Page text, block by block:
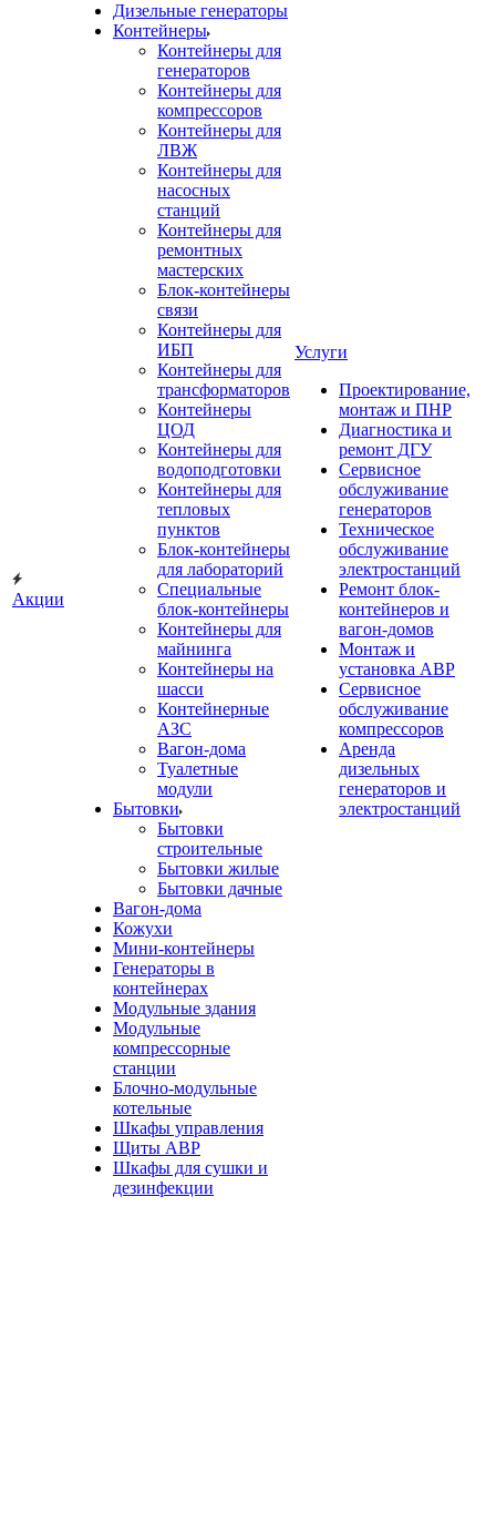
Акции
Дизельные генераторы
Контейнеры
Контейнеры для
генераторов
Контейнеры для
компрессоров
Контейнеры для
ЛВЖ
Контейнеры для
насосных
станций
Контейнеры для
ремонтных
мастерских
Блок-контейнеры
связи
Контейнеры для
ИБП
Контейнеры для
трансформаторов
Контейнеры
ЦОД
Контейнеры для
водоподготовки
Контейнеры для
тепловых
пунктов
Блок-контейнеры
для лабораторий
Специальные
блок-контейнеры
Контейнеры для
майнинга
Контейнеры на
шасси
Контейнерные
АЗС
Вагон-дома
Туалетные
модули
Бытовки
Бытовки
строительные
Бытовки жилые
Бытовки дачные
Вагон-дома
Кожухи
Мини-контейнеры
Генераторы в
контейнерах
Модульные здания
Модульные
компрессорные
станции
Блочно-модульные
котельные
Шкафы управления
Щиты АВР
Шкафы для сушки и
дезинфекции
Услуги
Проектирование,
монтаж и ПНР
Диагностика и
ремонт ДГУ
Сервисное
обслуживание
генераторов
Техническое
обслуживание
электростанций
Ремонт блок-
контейнеров и
вагон-домов
Монтаж и
установка АВР
Сервисное
обслуживание
компрессоров
Аренда
дизельных
генераторов и
электростанций